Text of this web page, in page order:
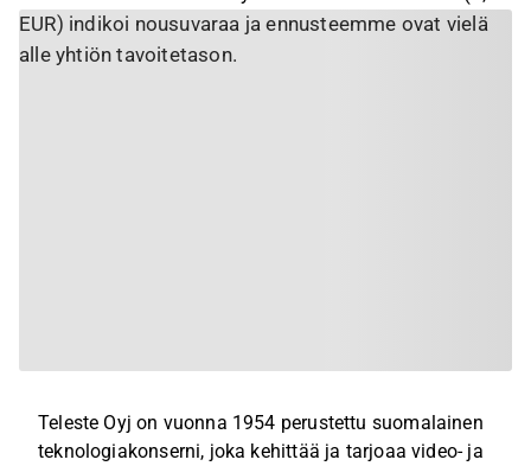
EUR) indikoi nousuvaraa ja ennusteemme ovat vielä
alle yhtiön tavoitetason.
Teleste Oyj on vuonna 1954 perustettu suomalainen
teknologiakonserni, joka kehittää ja tarjoaa video- ja